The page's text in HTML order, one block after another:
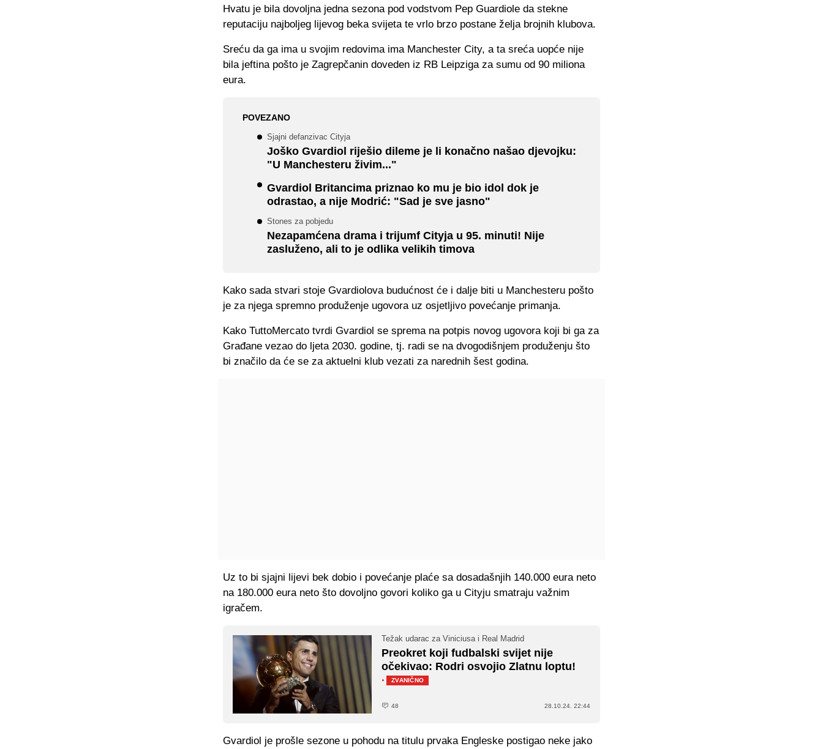
Hvatu je bila dovoljna jedna sezona pod vodstvom Pep Guardiole da stekne
reputaciju najboljeg lijevog beka svijeta te vrlo brzo postane želja brojnih klubova.
Sreću da ga ima u svojim redovima ima Manchester City, a ta sreća uopće nije
bila jeftina pošto je Zagrepčanin doveden iz RB Leipziga za sumu od 90 miliona
eura.
POVEZANO
Sjajni defanzivac Cityja
Joško Gvardiol riješio dileme je li konačno našao djevojku:
"U Manchesteru živim..."
Gvardiol Britancima priznao ko mu je bio idol dok je
odrastao, a nije Modrić: "Sad je sve jasno"
Stones za pobjedu
Nezapamćena drama i trijumf Cityja u 95. minuti! Nije
zasluženo, ali to je odlika velikih timova
Kako sada stvari stoje Gvardiolova budućnost će i dalje biti u Manchesteru pošto
je za njega spremno produženje ugovora uz osjetljivo povećanje primanja.
Kako TuttoMercato tvrdi Gvardiol se sprema na potpis novog ugovora koji bi ga za
Građane vezao do ljeta 2030. godine, tj. radi se na dvogodišnjem produženju što
bi značilo da će se za aktuelni klub vezati za narednih šest godina.
Uz to bi sjajni lijevi bek dobio i povećanje plaće sa dosadašnjih 140.000 eura neto
na 180.000 eura neto što dovoljno govori koliko ga u Cityju smatraju važnim
igračem.
Težak udarac za Viniciusa i Real Madrid
Preokret koji fudbalski svijet nije
očekivao: Rodri osvojio Zlatnu loptu!
·
ZVANIČNO
48 28.10.24. 22:44
Gvardiol je prošle sezone u pohodu na titulu prvaka Engleske postigao neke jako